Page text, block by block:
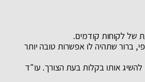
של לקוחות קודמים.
ברור שתהיה לו אפשרות טובה יותר
להשיג אותו בקלות בעת הצורך. עו"ד